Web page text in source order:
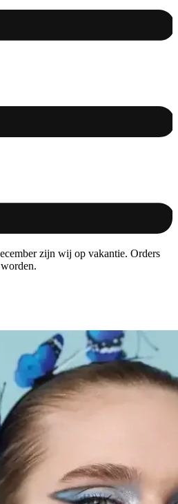
zijn wij op vakantie. Orders